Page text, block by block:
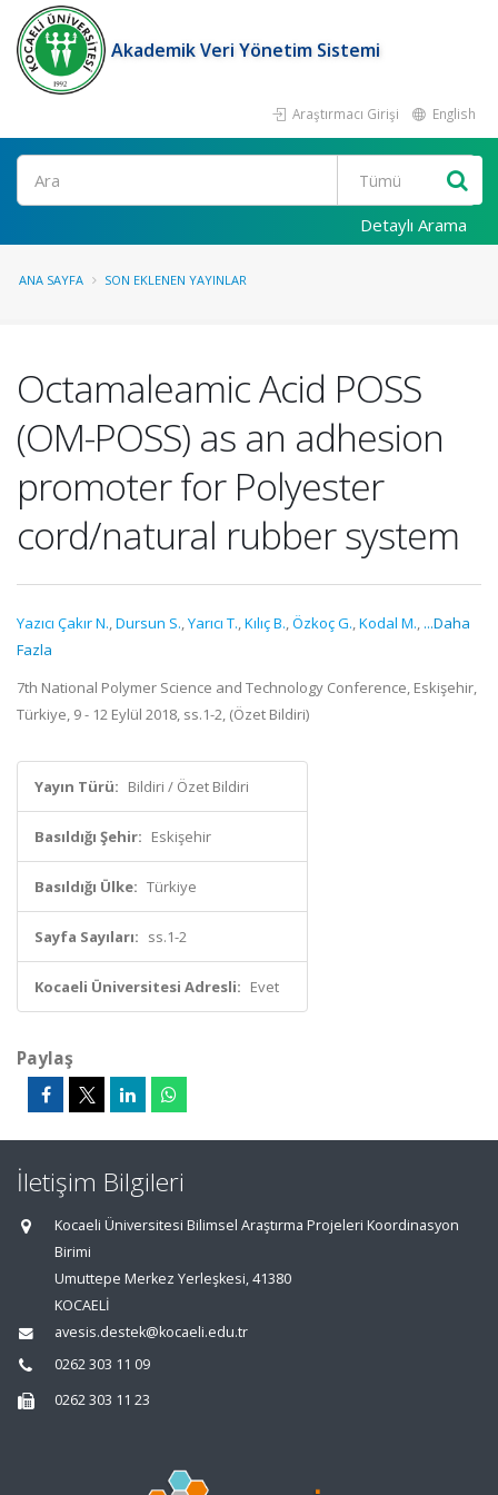
Akademik Veri Yönetim Sistemi
Araştırmacı Girişi English
Ara
Detaylı Arama
ANA SAYFA SON EKLENEN YAYINLAR
Octamaleamic Acid POSS
(OM-POSS) as an adhesion
promoter for Polyester
cord/natural rubber system
Yazıcı Çakır N.,Dursun S.,Yarıcı T.,Kılıç B.,Özkoç G.,Kodal M., ...Daha
Fazla
7th National Polymer Science and Technology Conference, Eskişehir,
Türkiye, 9 - 12 Eylül 2018, ss.1-2, (Özet Bildiri)
Yayın Türü: Bildiri / Özet Bildiri
Basıldığı Şehir: Eskişehir
Basıldığı Ülke: Türkiye
Sayfa Sayıları: ss.1-2
Kocaeli Üniversitesi Adresli: Evet
Paylaş
İletişim Bilgileri
Kocaeli Üniversitesi Bilimsel Araştırma Projeleri Koordinasyon
Birimi
Umuttepe Merkez Yerleşkesi, 41380
KOCAELİ
avesis.destek@kocaeli.edu.tr
0262 303 11 09
0262 303 11 23